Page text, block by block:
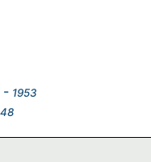
- 1953